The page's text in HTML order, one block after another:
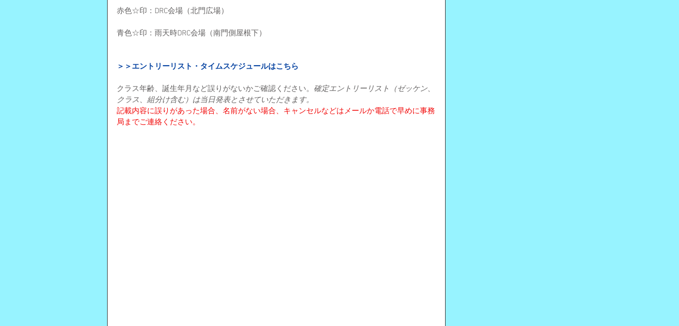
赤色☆印：DRC会場（北門広場）
青色☆印：雨天時DRC会場（南門側屋根下）
＞＞エントリーリスト・タイムスケジュールはこちら
クラス年齢、誕生年月など誤りがないかご確認ください。 確定エントリーリスト（ゼッケン、
クラス、組分け含む）は当日発表とさせていただきます。
記載内容に誤りがあった場合、名前がない場合、キャンセルなどはメールか電話で早めに事務
局までご連絡ください。